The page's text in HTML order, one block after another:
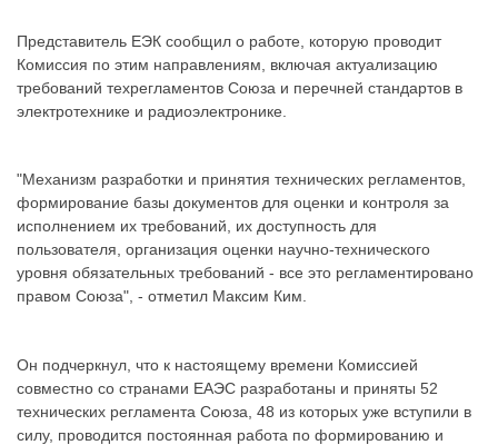
Представитель ЕЭК сообщил о работе, которую проводит
Комиссия по этим направлениям, включая актуализацию
требований техрегламентов Союза и перечней стандартов в
электротехнике и радиоэлектронике.
"Механизм разработки и принятия технических регламентов,
формирование базы документов для оценки и контроля за
исполнением их требований, их доступность для
пользователя, организация оценки научно-технического
уровня обязательных требований - все это регламентировано
правом Союза", - отметил Максим Ким.
Он подчеркнул, что к настоящему времени Комиссией
совместно со странами ЕАЭС разработаны и приняты 52
технических регламента Союза, 48 из которых уже вступили в
силу, проводится постоянная работа по формированию и